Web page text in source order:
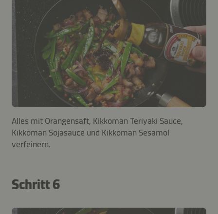
Alles mit Orangensaft, Kikkoman Teriyaki Sauce,
Kikkoman Sojasauce und Kikkoman Sesamöl
verfeinern.
Schritt 6